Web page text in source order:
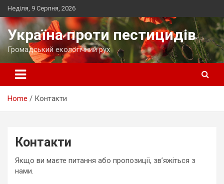
Skip
to
content
Неділя, 9 Серпня, 2026
Україна проти пестицидів
Громадський екологічний рух
Home Контакти
Контакти
Якщо ви маєте питання або пропозиції, зв’яжіться з
нами.